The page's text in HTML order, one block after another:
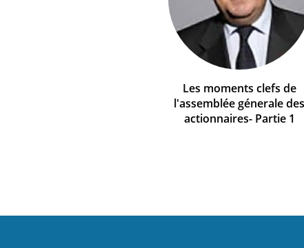
Les moments clefs de
l'assemblée génerale des
actionnaires- Partie 1